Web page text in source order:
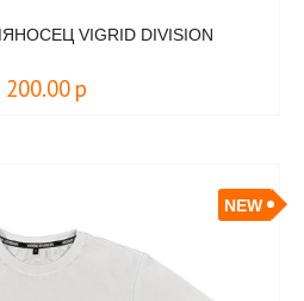
VIGRID DIVISION
200.00 р
NEW